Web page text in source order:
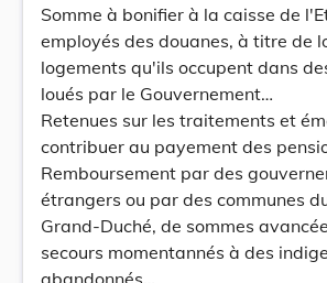
Somme à bonifier à la caisse de
employés des douanes, à titre de
logements qu'ils occupent dans
loués par le Gouvernement…
Retenues sur les traitements et
contribuer au payement des
Remboursement par des
étrangers ou par des communes
Grand-Duché, de sommes
secours momentannés à des
abandonnés…